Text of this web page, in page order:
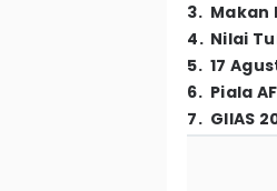
3. Makan
4. Nilai
5. 17
6. Piala
7. GIIAS